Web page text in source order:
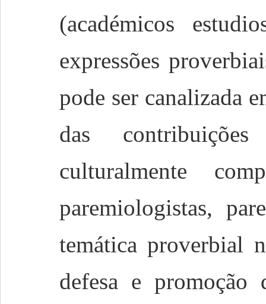
(académicos
expressões
pode ser canalizada
das
culturalmente
paremiologistas,
temática proverbial
defesa e promoção